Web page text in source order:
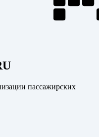
пассажирских